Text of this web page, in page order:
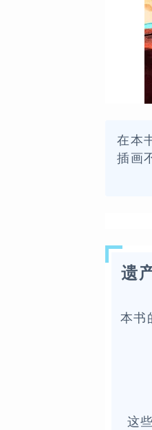
在本
插画
遗
本书
这